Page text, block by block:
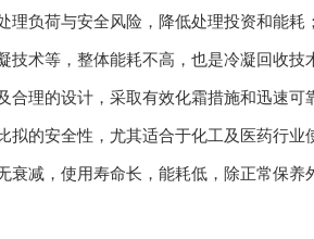
负荷与安全风险，降低处理投资和能耗；
技术等，整体能耗不高，也是冷凝回收技
理的设计，采取有效化霜措施和迅速可
的安全性，尤其适合于化工及医药行业
减，使用寿命长，能耗低，除正常保养